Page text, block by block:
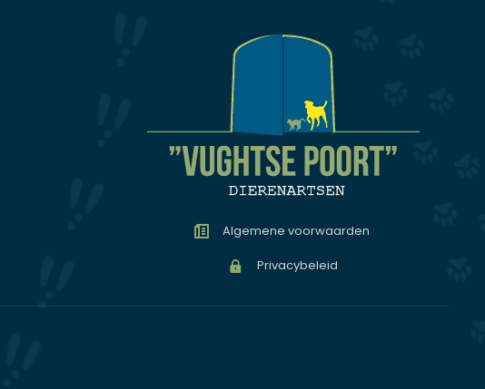
Algemene voorwaarden
Privacybeleid